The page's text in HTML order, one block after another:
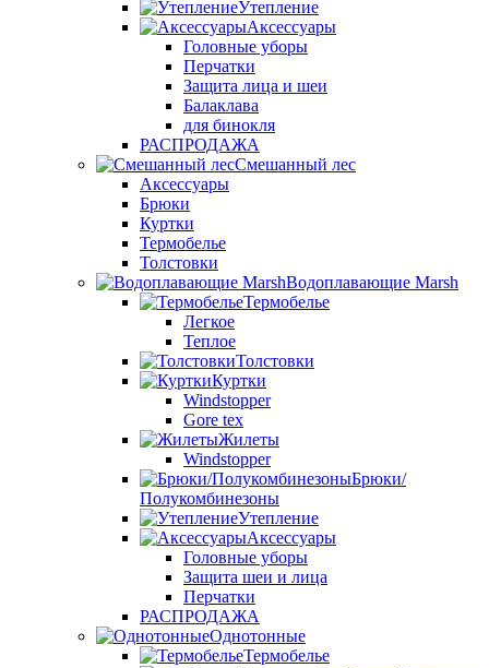
Утепление
Аксессуары
Головные уборы
Перчатки
Защита лица и шеи
Балаклава
для бинокля
РАСПРОДАЖА
Смешанный лес
Аксессуары
Брюки
Куртки
Термобелье
Толстовки
Водоплавающие Marsh
Термобелье
Легкое
Теплое
Толстовки
Куртки
Windstopper
Gore tex
Жилеты
Windstopper
Брюки/
Полукомбинезоны
Утепление
Аксессуары
Головные уборы
Защита шеи и лица
Перчатки
РАСПРОДАЖА
Однотонные
Термобелье